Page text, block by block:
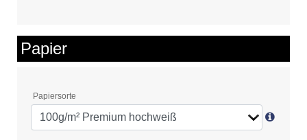
Papier
Papiersorte